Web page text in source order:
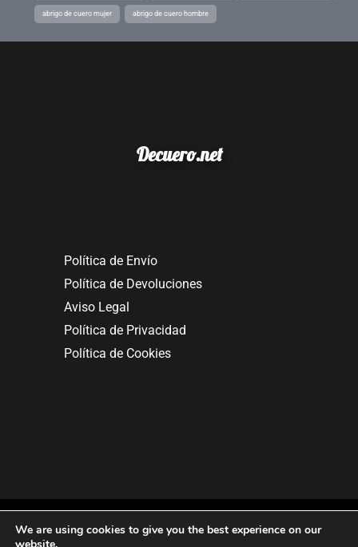
abrigo de cuero mujer abrigo de cuero hombre
Decuero.net
Política de Envío
Política de Devoluciones
Aviso Legal
Política de Privacidad
Política de Cookies
We are using cookies to give you the best experience on our